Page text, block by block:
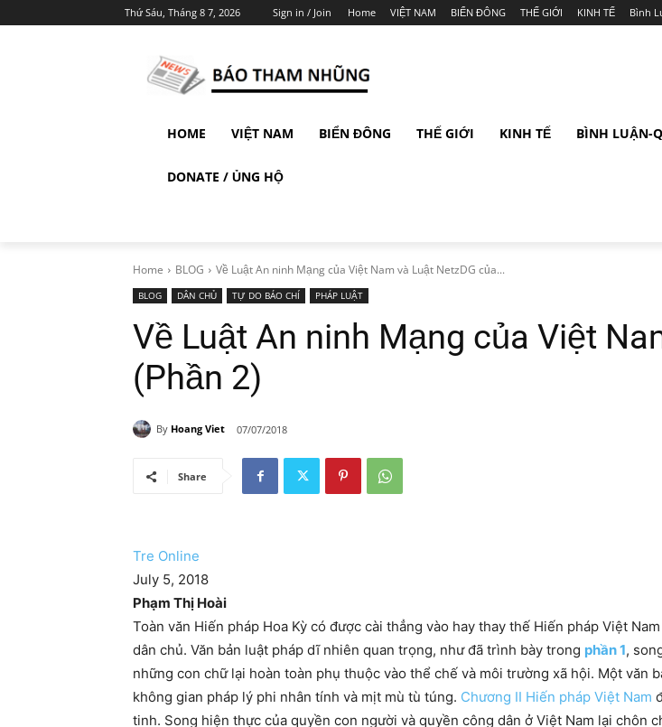
Thứ Sáu, Tháng 8 7, 2026 Sign in / Join Home VIỆT NAM BIỂN ĐÔNG THẾ GIỚI KINH TẾ Bình
HOME VIỆT NAM BIỂN ĐÔNG THẾ GIỚI KINH TẾ BÌNH LUẬN-
DONATE / ỦNG HỘ
Home BLOG Về Luật An ninh Mạng của Việt Nam và Luật NetzDG của...
BLOG DÂN CHỦ TỰ DO BÁO CHÍ PHÁP LUẬT
Về Luật An ninh Mạng của Việt
(Phần 2)
By Hoang Viet 07/07/2018
Share
Tre Online
July 5, 2018
Phạm Thị Hoài
Toàn văn Hiến pháp Hoa Kỳ có được cài thẳng vào hay thay thế Hiến pháp Việt
dân chủ. Văn bản luật pháp dĩ nhiên quan trọng, như đã trình bày trong phần 1,
những con chữ lại hoàn toàn phụ thuộc vào thể chế và môi trường xã hội. Một văn
không gian pháp lý phi nhân tính và mịt mù tù túng. Chương II Hiến pháp Việt Nam
tinh. Song hiện thực của quyền con người và quyền công dân ở Việt Nam lại chôn